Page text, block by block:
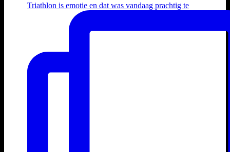
Triathlon is emotie en dat was vandaag prachtig te